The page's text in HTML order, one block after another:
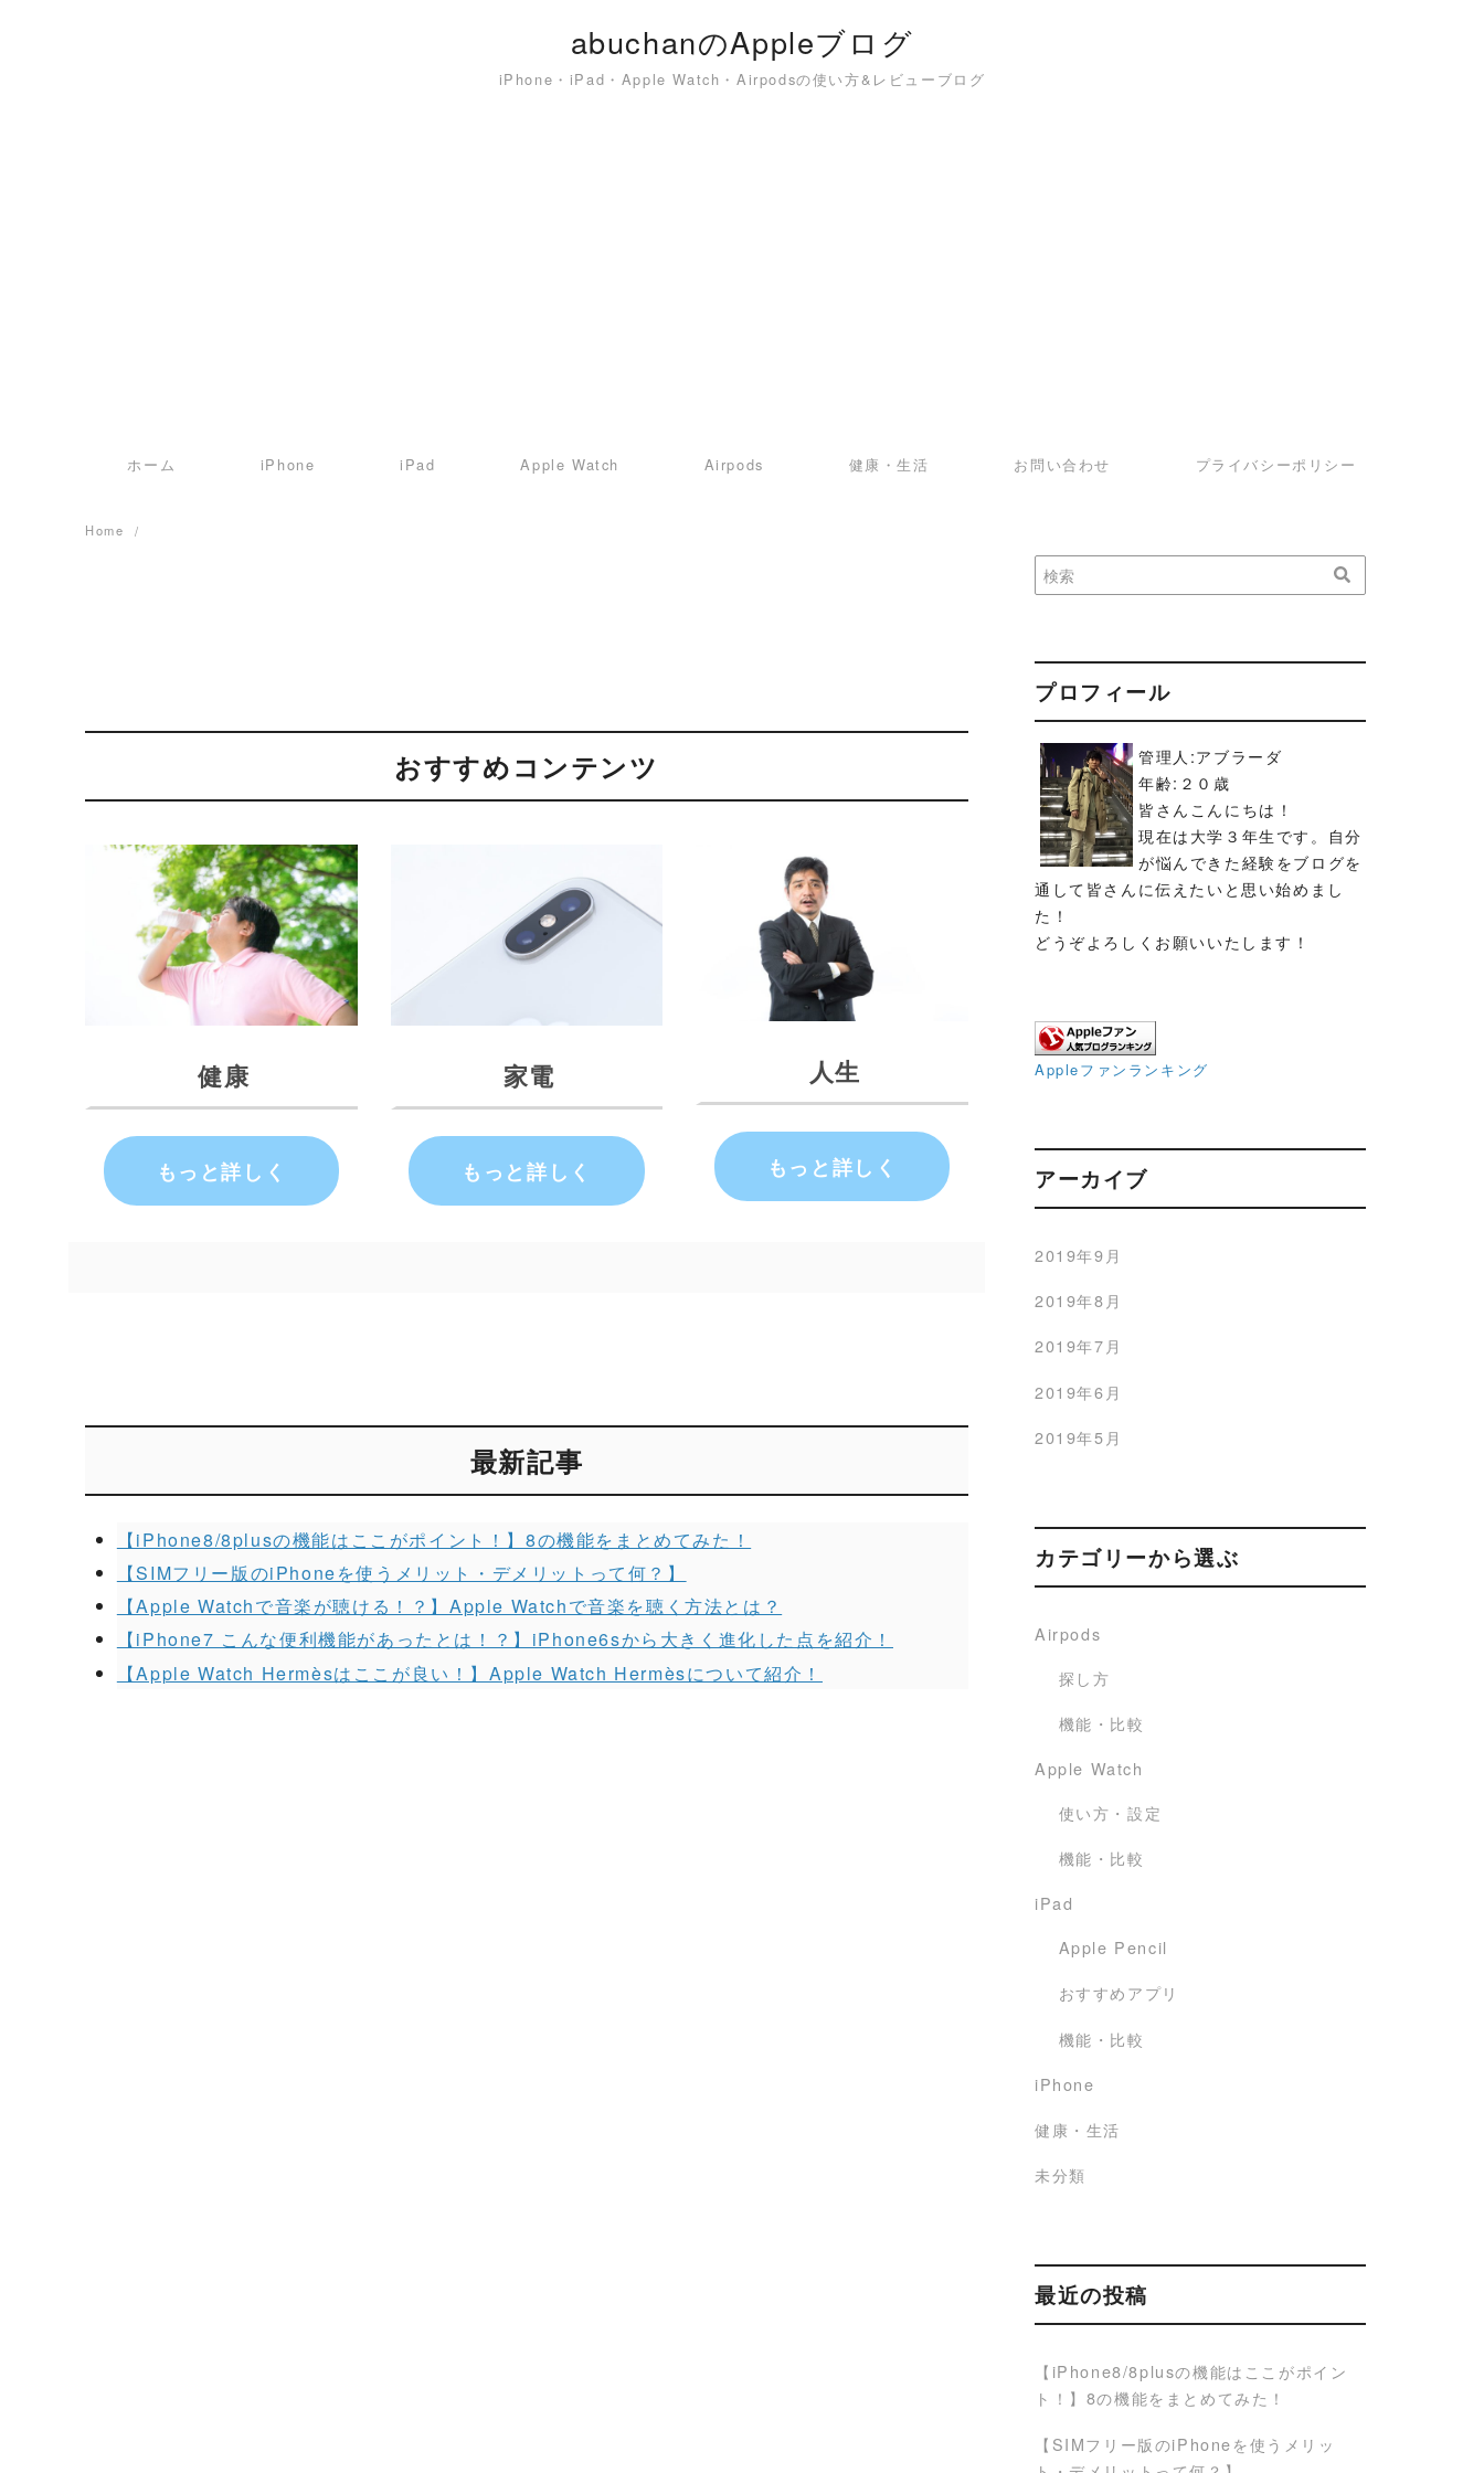
abuchanのAppleブログ
iPhone・iPad・Apple Watch・Airpodsの使い方&レビューブログ
ホーム iPhone iPad Apple Watch Airpods 健康・生活 お問い合わせ プライバシーポリシー
Home
おすすめコンテンツ
健康
もっと詳しく
家電
もっと詳しく
人生
もっと詳しく
最新記事
【iPhone8/8plusの機能はここがポイント！】8の機能をまとめてみた！
【SIMフリー版のiPhoneを使うメリット・デメリットって何？】
【Apple Watchで音楽が聴ける！？】Apple Watchで音楽を聴く方法とは？
【iPhone7 こんな便利機能があったとは！？】iPhone6sから大きく進化した点を紹介！
【Apple Watch Hermèsはここが良い！】Apple Watch Hermèsについて紹介！
プロフィール
管理人:アブラーダ
年齢:２０歳
皆さんこんにちは！
現在は大学３年生です。自分
が悩んできた経験をブログを
通して皆さんに伝えたいと思い始めまし
た！
どうぞよろしくお願いいたします！
Appleファンランキング
アーカイブ
2019年9月
2019年8月
2019年7月
2019年6月
2019年5月
カテゴリーから選ぶ
Airpods
探し方
機能・比較
Apple Watch
使い方・設定
機能・比較
iPad
Apple Pencil
おすすめアプリ
機能・比較
iPhone
健康・生活
未分類
最近の投稿
【iPhone8/8plusの機能はここがポイン
ト！】8の機能をまとめてみた！
【SIMフリー版のiPhoneを使うメリッ